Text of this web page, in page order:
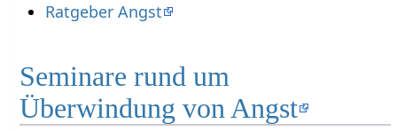
Ratgeber Angst
Seminare rund um
Überwindung von Angst